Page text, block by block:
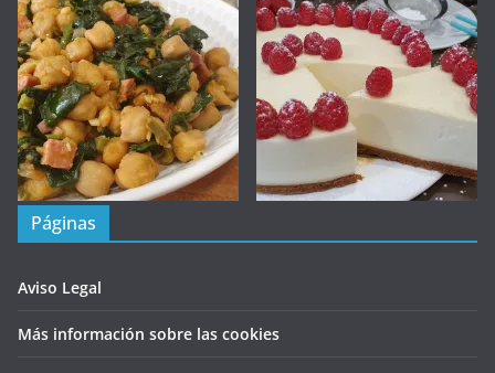
Páginas
Aviso Legal
Más información sobre las cookies